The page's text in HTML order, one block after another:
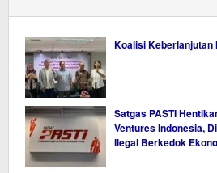
Koalisi Keberlanjutan
Satgas PASTI
Ventures Indonesia,
Ilegal Berkedok